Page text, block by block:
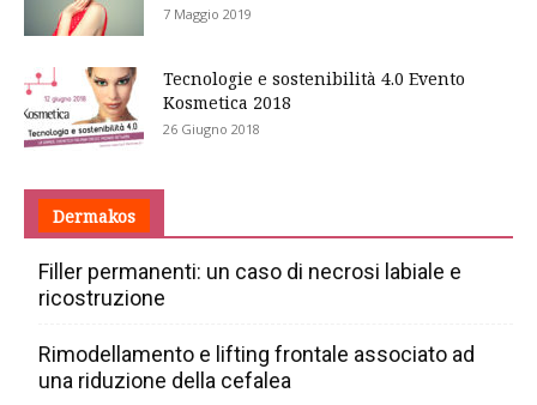
7 Maggio 2019
Tecnologie e sostenibilità 4.0 Evento
Kosmetica 2018
26 Giugno 2018
Dermakos
Filler permanenti: un caso di necrosi labiale e
ricostruzione
Rimodellamento e lifting frontale associato ad
una riduzione della cefalea